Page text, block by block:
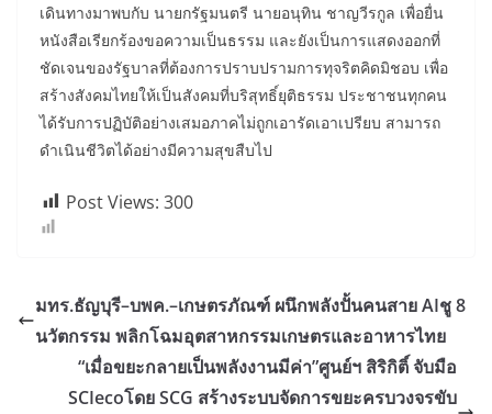
เดินทางมาพบกับ นายกรัฐมนตรี นายอนุทิน ชาญวีรกูล เพื่อยื่น
หนังสือเรียกร้องขอความเป็นธรรม และยังเป็นการแสดงออกที่
ชัดเจนของรัฐบาลที่ต้องการปราบปรามการทุจริตคิดมิชอบ เพื่อ
สร้างสังคมไทยให้เป็นสังคมที่บริสุทธิ์ยุติธรรม ประชาชนทุกคน
ได้รับการปฏิบัติอย่างเสมอภาคไม่ถูกเอารัดเอาเปรียบ สามารถ
ดำเนินชีวิตได้อย่างมีความสุขสืบไป
Post Views: 300
มทร.ธัญบุรี–บพค.–เกษตรภัณฑ์ ผนึกพลังปั้นคนสาย AIชู 8
นวัตกรรม พลิกโฉมอุตสาหกรรมเกษตรและอาหารไทย
“เมื่อขยะกลายเป็นพลังงานมีค่า”ศูนย์ฯ สิริกิติ์ จับมือ
SCIecoโดย SCG สร้างระบบจัดการขยะครบวงจรขับ